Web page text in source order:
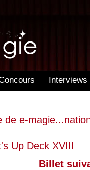
Interviews
de e-
Up Deck XVIII
Billet